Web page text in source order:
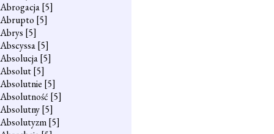
Abrogacja[5]
Abrupto [5]
Abrys [5]
Abscyssa[5]
Absolucja[5]
Absolut[5]
Absolutnie [5]
Absolutność [5]
Absolutny[5]
Absolutyzm[5]